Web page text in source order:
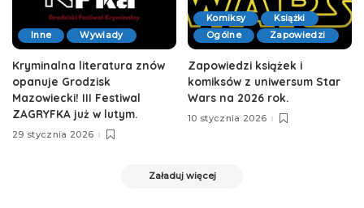
Inne Wywiady
Kryminalna literatura znów
opanuje Grodzisk
Mazowiecki! III Festiwal
ZAGRYFKA już w lutym.
29 stycznia 2026
Komiksy
Książki
Ogólne
Zapowiedzi
Zapowiedzi książek i
komiksów z uniwersum Star
Wars na 2026 rok.
10 stycznia 2026
Załaduj więcej